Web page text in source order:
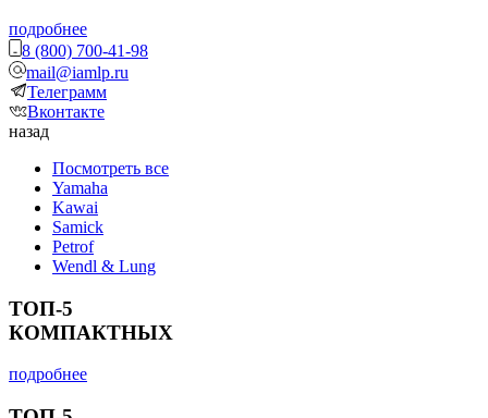
подробнее
8 (800) 700-41-98
mail@iamlp.ru
Телеграмм
Вконтакте
назад
Посмотреть все
Yamaha
Kawai
Samick
Petrof
Wendl & Lung
ТОП-5
КОМПАКТНЫХ
подробнее